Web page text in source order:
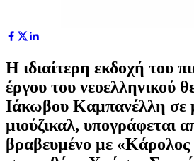
Η ιδιαίτερη εκδοχή του
έργου του νεοελληνικού
Ιάκωβου Καμπανέλλη σε
μιούζικαλ, υπογράφεται
βραβευμένο με